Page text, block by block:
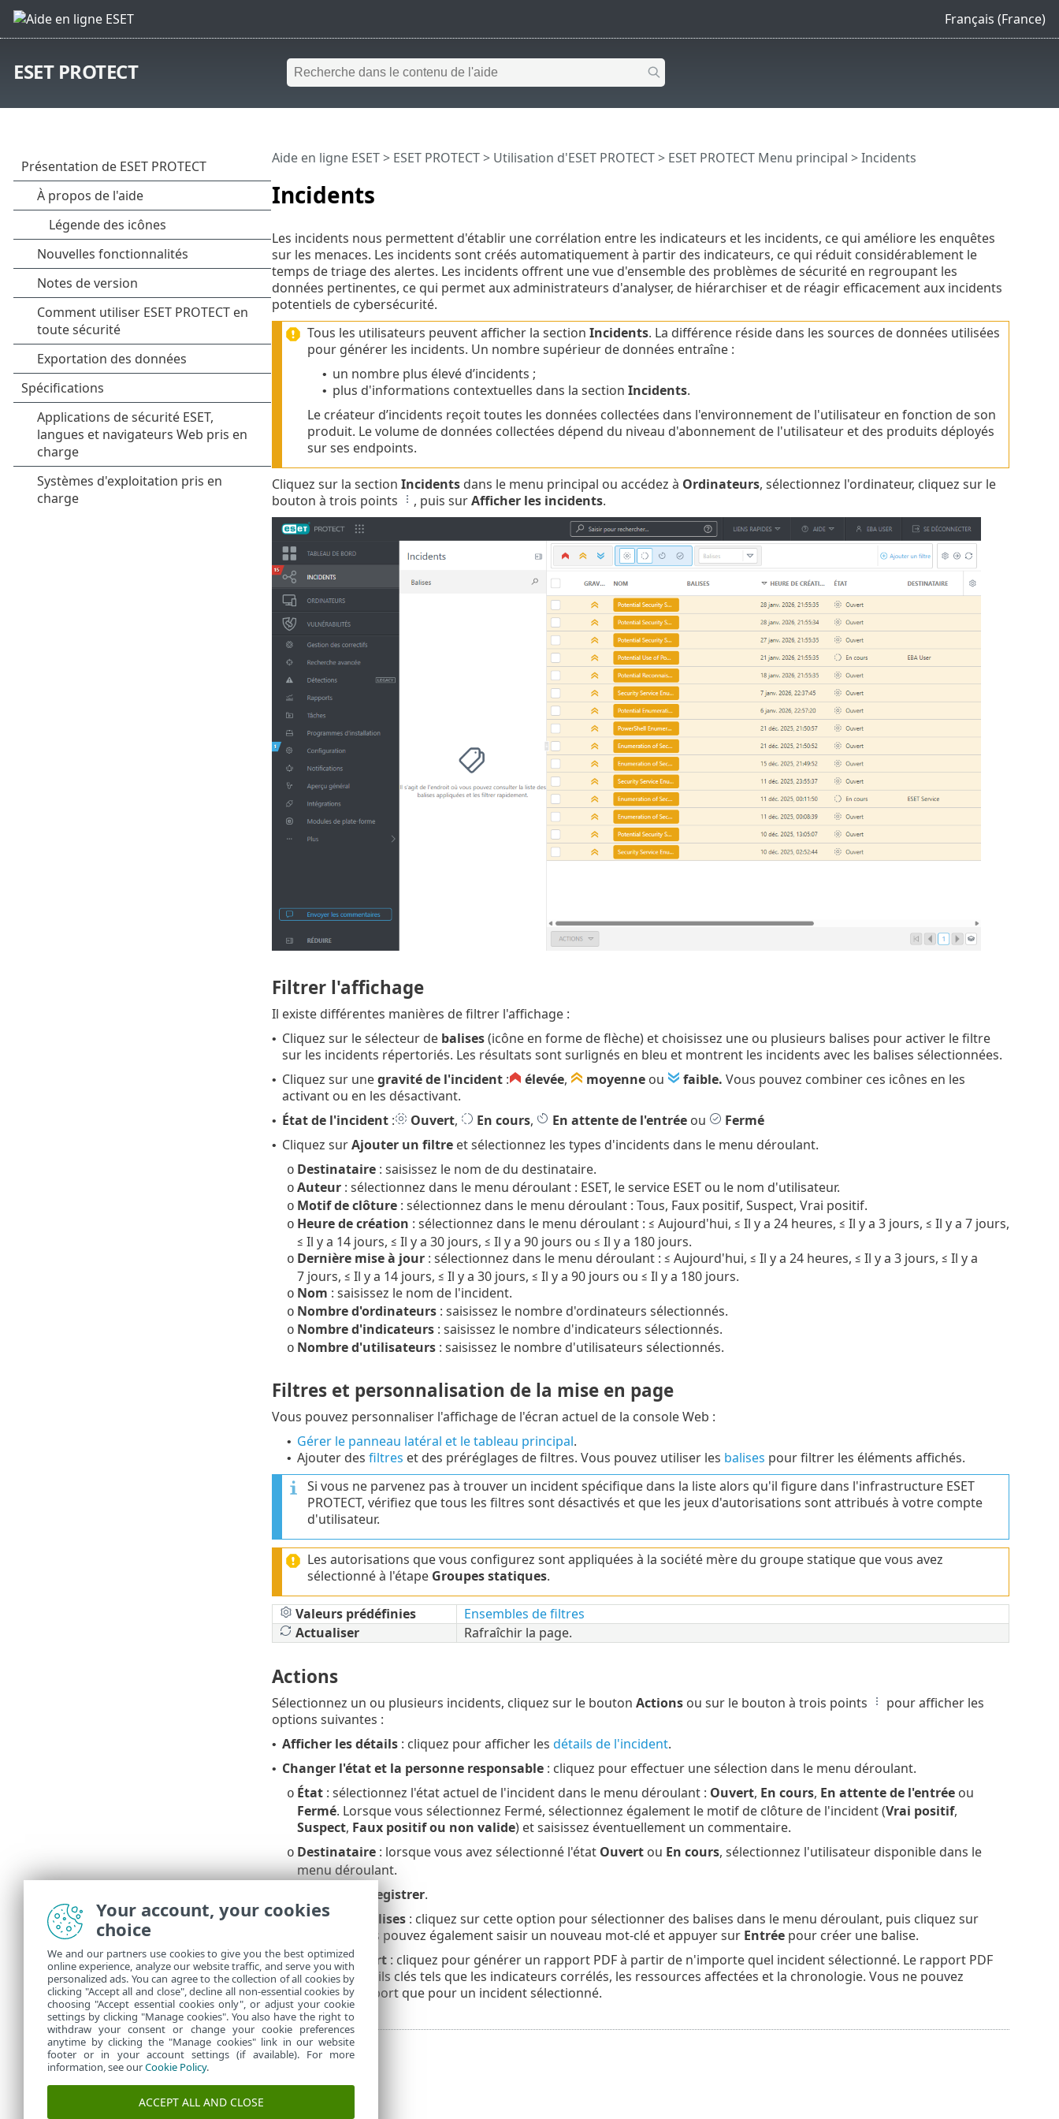
Français (France)
ESET PROTECT
Incidents
Aide en ligne ESET> ESET PROTECT> Utilisation d'ESET PROTECT> ESET PROTECT Menu principal > Incidents
Les incidents nous permettent d'établir une corrélation entre les indicateurs et les incidents, ce qui améliore les enquêtes
sur les menaces. Les incidents sont créés automatiquement à partir des indicateurs, ce qui réduit considérablement le
temps de triage des alertes. Les incidents offrent une vue d'ensemble des problèmes de sécurité en regroupant les
données pertinentes, ce qui permet aux administrateurs d'analyser, de hiérarchiser et de réagir efficacement aux incidents
potentiels de cybersécurité.
Tous les utilisateurs peuvent afficher la section Incidents. La différence réside dans les sources de données utilisées
pour générer les incidents. Un nombre supérieur de données entraîne :
• un nombre plus élevé d’incidents ;
• plus d'informations contextuelles dans la section Incidents.
Le créateur d’incidents reçoit toutes les données collectées dans l'environnement de l'utilisateur en fonction de son
produit. Le volume de données collectées dépend du niveau d'abonnement de l'utilisateur et des produits déployés
sur ses endpoints.
Cliquez sur la section Incidentsdans le menu principal ou accédez à Ordinateurs, sélectionnez l'ordinateur, cliquez sur le
bouton à trois points
, puis surAfficher les incidents.
Filtrer l'affichage
Il existe différentes manières de filtrer l'affichage :
• Cliquez sur le sélecteur de balises(icône en forme de flèche) et choisissez une ou plusieurs balises pour activer le filtre
sur les incidents répertoriés. Les résultats sont surlignés en bleu et montrent les incidents avec les balises sélectionnées.
• Cliquez sur unegravité de l'incident: élevée, moyenneou faible. Vous pouvez combiner ces icônes en les
activant ou en les désactivant.
• État de l'incident: Ouvert, En cours, En attente de l'entréeou Fermé
• Cliquez surAjouter un filtreet sélectionnez les types d'incidents dans le menu déroulant.
o Destinataire: saisissez le nom de du destinataire.
o Auteur: sélectionnez dans le menu déroulant : ESET, le service ESET ou le nom d'utilisateur.
o Motif de clôture: sélectionnez dans le menu déroulant : Tous, Faux positif, Suspect, Vrai positif.
o Heure de création : sélectionnez dans le menu déroulant : ≤ Aujourd'hui, ≤ Il y a 24 heures, ≤ Il y a 3 jours, ≤ Il y a 7 jours,
≤ Il y a 14 jours, ≤ Il y a 30 jours, ≤ Il y a 90 jours ou ≤ Il y a 180 jours.
o Dernière mise à jour: sélectionnez dans le menu déroulant : ≤ Aujourd'hui, ≤ Il y a 24 heures, ≤ Il y a 3 jours, ≤ Il y a
7 jours, ≤ Il y a 14 jours, ≤ Il y a 30 jours, ≤ Il y a 90 jours ou ≤ Il y a 180 jours.
o Nom : saisissez le nom de l'incident.
o Nombre d'ordinateurs: saisissez le nombre d'ordinateurs sélectionnés.
o Nombre d'indicateurs: saisissez le nombre d'indicateurs sélectionnés.
o Nombre d'utilisateurs: saisissez le nombre d'utilisateurs sélectionnés.
Filtres et personnalisation de la mise en page
Vous pouvez personnaliser l'affichage de l'écran actuel de la console Web :
• Gérer le panneau latéral et le tableau principal.
• Ajouter des filtres et des préréglages de filtres. Vous pouvez utiliser les balises pour filtrer les éléments affichés.
Si vous ne parvenez pas à trouver un incident spécifique dans la liste alors qu'il figure dans l'infrastructure ESET
PROTECT, vérifiez que tous les filtres sont désactivés et que les jeux d'autorisations sont attribués à votre compte
d'utilisateur.
Les autorisations que vous configurez sont appliquées à la société mère du groupe statique que vous avez
sélectionné à l'étape Groupes statiques.
Valeurs prédéfinies
Ensembles de filtres
Actualiser
Rafraîchir la page.
Actions
Sélectionnez un ou plusieurs incidents, cliquez sur le bouton Actionsou sur le bouton à trois points
pour afficher les
options suivantes :
• Afficher les détails: cliquez pour afficher les détails de l'incident.
• Changer l'état et la personne responsable: cliquez pour effectuer une sélection dans le menu déroulant.
o État: sélectionnez l'état actuel de l'incident dans le menu déroulant : Ouvert, En cours, En attente de l'entréeou
Fermé. Lorsque vous sélectionnez Fermé, sélectionnez également le motif de clôture de l'incident (Vrai positif,
Suspect, Faux positif ou non valide) et saisissez éventuellement un commentaire.
o Destinataire: lorsque vous avez sélectionné l'état Ouvertou En cours, sélectionnez l'utilisateur disponible dans le
menu déroulant.
Enregistrer.
• Modifier des balises: cliquez sur cette option pour sélectionner des balises dans le menu déroulant, puis cliquez sur
. Vous pouvez également saisir un nouveau mot-clé et appuyer sur Entréepour créer une balise.
• Créer un rapport: cliquez pour générer un rapport PDF à partir de n'importe quel incident sélectionné. Le rapport PDF
exporte les détails clés tels que les indicateurs corrélés, les ressources affectées et la chronologie. Vous ne pouvez
générer un rapport que pour un incident sélectionné.
Your account, your cookies
choice
We and our partners use cookies to give you the best optimized
online experience, analyze our website traffic, and serve you with
personalized ads. You can agree to the collection of all cookies by
clicking "Accept all and close", decline all non-essential cookies by
choosing "Accept essential cookies only", or adjust your cookie
settings by clicking "Manage cookies". You also have the right to
withdraw your consent or change your cookie preferences
anytime by clicking the "Manage cookies" link in our website
footer or in your account settings (if available). For more
information, see ourCookie Policy.
ACCEPT ALL AND CLOSE